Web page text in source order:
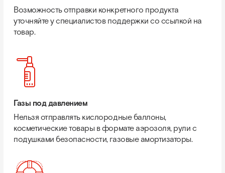
Возможность отправки конкретного продукта
уточняйте у специалистов поддержки со ссылкой на
товар.
Газы под давлением
Нельзя отправлять кислородные баллоны,
косметические товары в формате аэрозоля, рули с
подушками безопасности, газовые амортизаторы.